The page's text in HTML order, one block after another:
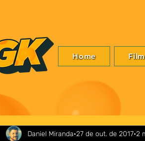
Home
Daniel Miranda 27 de out. de 2017 2